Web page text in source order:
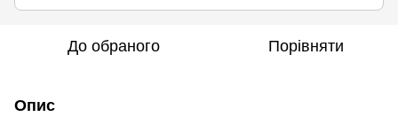
До обраного Порівняти
Опис